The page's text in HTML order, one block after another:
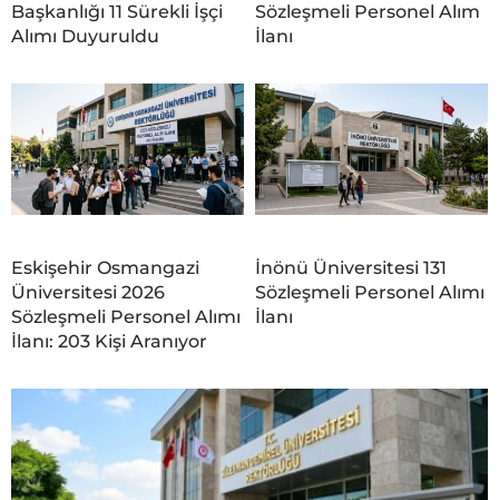
Başkanlığı 11 Sürekli İşçi
Alımı Duyuruldu
Sözleşmeli Personel Alım
İlanı
Eskişehir Osmangazi
Üniversitesi 2026
Sözleşmeli Personel Alımı
İlanı: 203 Kişi Aranıyor
İnönü Üniversitesi 131
Sözleşmeli Personel Alımı
İlanı